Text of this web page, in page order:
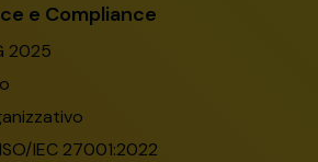
e Compliance
2025
IEC 27001:2022